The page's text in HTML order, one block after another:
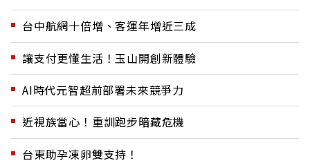
台中航網十倍增、客運年增近三成
讓支付更懂生活！玉山開創新體驗
AI時代元智超前部署未來競爭力
近視族當心！重訓跑步暗藏危機
台東助孕凍卵雙支持！